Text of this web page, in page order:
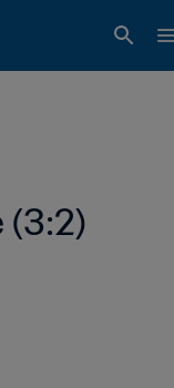
(3:2)